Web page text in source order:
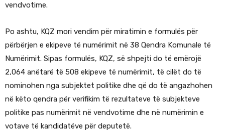
vendvotime.
Po ashtu, KQZ mori vendim për miratimin e formulës për
përbërjen e ekipeve të numërimit në 38 Qendra Komunale të
Numërimit. Sipas formulës, KQZ, së shpejti do të emërojë
2,064 anëtarë të 508 ekipeve të numërimit, të cilët do të
nominohen nga subjektet politike dhe që do të angazhohen
në këto qendra për verifikim të rezultateve të subjekteve
politike pas numërimit në vendvotime dhe në numërimin e
votave të kandidatëve për deputetë.